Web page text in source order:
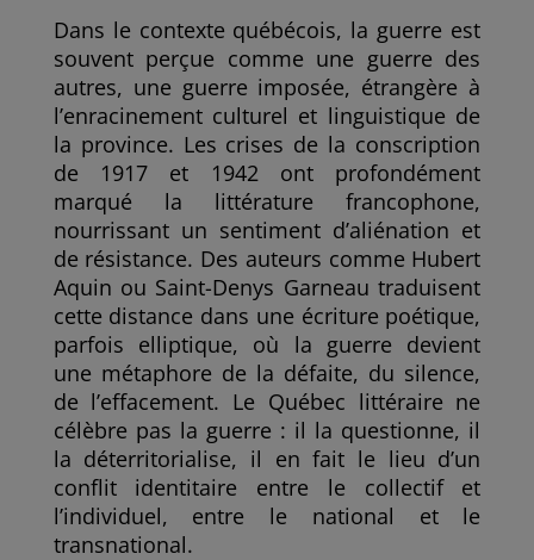
Dans le contexte québécois, la guerre est
souvent perçue comme une guerre des
autres, une guerre imposée, étrangère à
l’enracinement culturel et linguistique de
la province. Les crises de la conscription
de 1917 et 1942 ont profondément
marqué la littérature francophone,
nourrissant un sentiment d’aliénation et
de résistance. Des auteurs comme Hubert
Aquin ou Saint-Denys Garneau traduisent
cette distance dans une écriture poétique,
parfois elliptique, où la guerre devient
une métaphore de la défaite, du silence,
de l’effacement. Le Québec littéraire ne
célèbre pas la guerre : il la questionne, il
la déterritorialise, il en fait le lieu d’un
conflit identitaire entre le collectif et
l’individuel, entre le national et le
transnational.